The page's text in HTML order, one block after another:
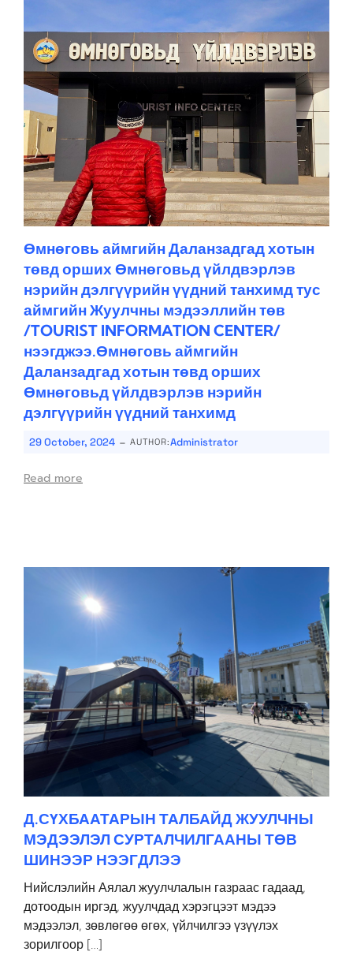
Өмнөговь аймгийн Даланзадгад хотын
төвд орших Өмнөговьд үйлдвэрлэв
нэрийн дэлгүүрийн үүдний танхимд тус
аймгийн Жуулчны мэдээллийн төв
/TOURIST INFORMATION CENTER/
нээгджээ.Өмнөговь аймгийн
Даланзадгад хотын төвд орших
Өмнөговьд үйлдвэрлэв нэрийн
дэлгүүрийн үүдний танхимд
29 October, 2024 - AUTHOR:Administrator
Read more
Д.СҮХБААТАРЫН ТАЛБАЙД ЖУУЛЧНЫ
МЭДЭЭЛЭЛ СУРТАЛЧИЛГААНЫ ТӨВ
ШИНЭЭР НЭЭГДЛЭЭ
Нийслэлийн Аялал жуулчлалын газраас гадаад,
дотоодын иргэд, жуулчдад хэрэгцээт мэдээ
мэдээлэл, зөвлөгөө өгөх, үйлчилгээ үзүүлэх
зорилгоор […]